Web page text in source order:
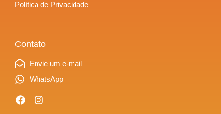
Política de Privacidade
Contato
Envie um e-mail
WhatsApp